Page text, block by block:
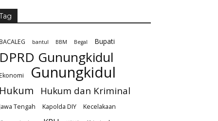
bantul BBM Begal Bupati
DPRD Gunungkidul
Gunungkidul
Hukum Hukum dan Kriminal
Tengah Kapolda DIY
Kecelakaan